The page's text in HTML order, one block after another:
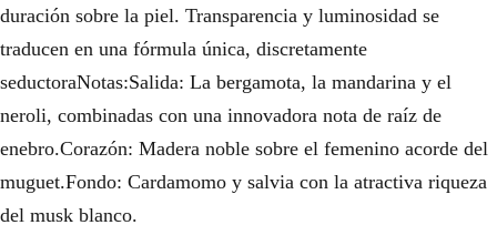
duración sobre la piel. Transparencia y luminosidad se
traducen en una fórmula única, discretamente
seductoraNotas:Salida: La bergamota, la mandarina y el
neroli, combinadas con una innovadora nota de raíz de
enebro.Corazón: Madera noble sobre el femenino acorde del
muguet.Fondo: Cardamomo y salvia con la atractiva riqueza
del musk blanco.